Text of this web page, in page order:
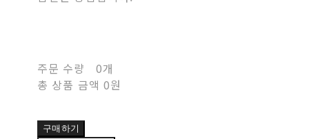
주문 수량
0개
총 상품 금액 0원
구매하기